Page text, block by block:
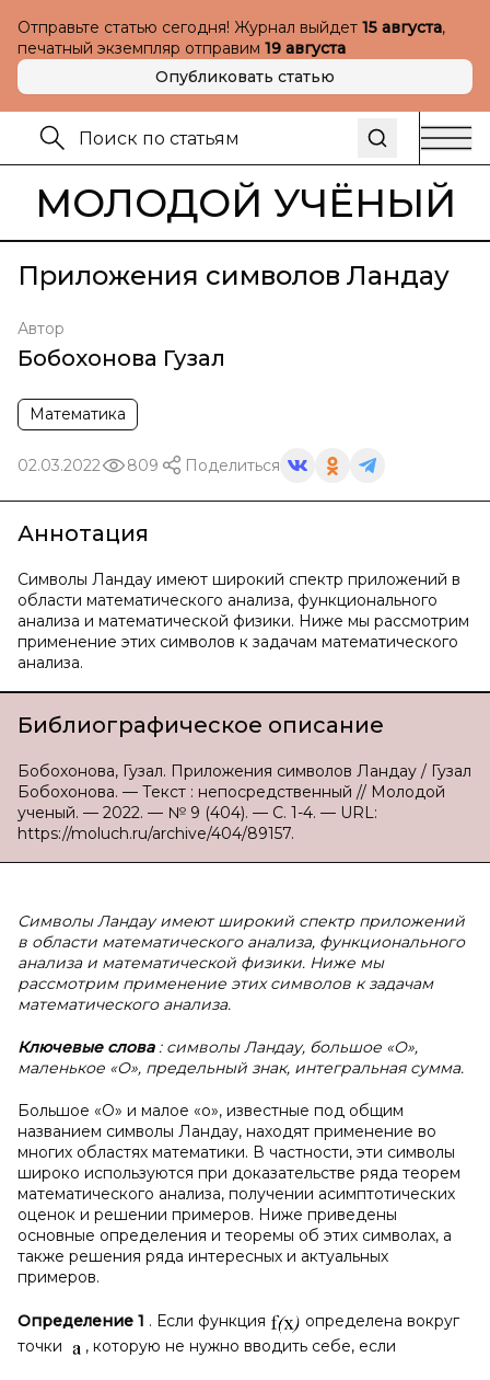
Отправьте статью сегодня! Журнал выйдет 15 августа,
печатный экземпляр отправим 19 августа
Опубликовать статью
МОЛОДОЙ УЧЁНЫЙ
Приложения символов Ландау
Автор
Бобохонова Гузал
Математика
02.03.2022 809 Поделиться
Аннотация
Символы Ландау имеют широкий спектр приложений в
области математического анализа, функционального
анализа и математической физики. Ниже мы рассмотрим
применение этих символов к задачам математического
анализа.
Библиографическое описание
Бобохонова, Гузал. Приложения символов Ландау / Гузал
Бобохонова. — Текст : непосредственный // Молодой
ученый. — 2022. — № 9 (404). — С. 1-4. — URL:
https://moluch.ru/archive/404/89157.
Символы Ландау имеют широкий спектр приложений
в области математического анализа, функционального
анализа и математической физики. Ниже мы
рассмотрим применение этих символов к задачам
математического анализа.
Ключевые слова : символы Ландау, большое «О»,
маленькое «О», предельный знак, интегральная сумма.
Большое «О» и малое «о», известные под общим
названием символы Ландау, находят применение во
многих областях математики. В частности, эти символы
широко используются при доказательстве ряда теорем
математического анализа, получении асимптотических
оценок и решении примеров. Ниже приведены
основные определения и теоремы об этих символах, а
также решения ряда интересных и актуальных
примеров.
Определение 1 . Если функция
определена вокруг
точки
, которую не нужно вводить себе, если